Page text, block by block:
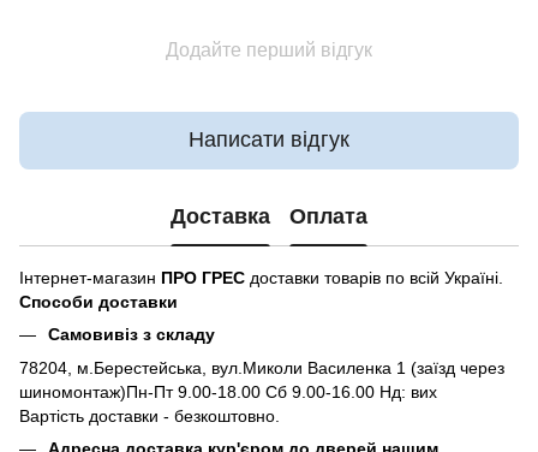
Додайте перший відгук
Написати відгук
Доставка Оплата
Інтернет-магазин ПРО ГРЕС доставки товарів по всій Україні.
Способи доставки
Самовивіз з складу
78204, м.Берестейська, вул.Миколи Василенка 1 (заїзд через
шиномонтаж)Пн-Пт 9.00-18.00 Сб 9.00-16.00 Нд: вих
Вартість доставки - безкоштовно.